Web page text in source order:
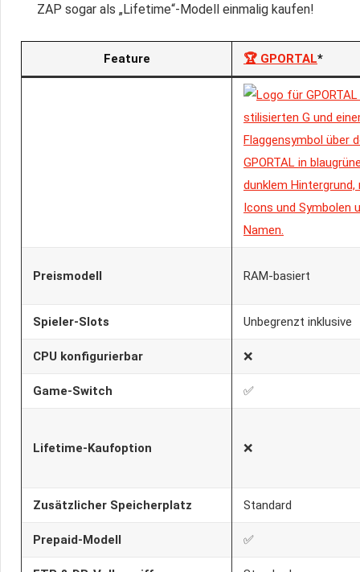
ZAP sogar als „Lifetime“-Modell einmalig kaufen!
Feature 🏆 GPORTAL*
Preismodell RAM-basiert
Spieler-Slots Unbegrenzt inklusive
CPU konfigurierbar ❌
Game-Switch ✅
Lifetime-Kaufoption ❌
Zusätzlicher Speicherplatz Standard
Prepaid-Modell ✅